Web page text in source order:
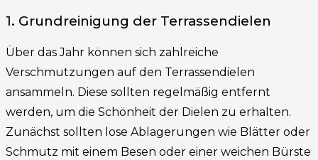
1. Grundreinigung der Terrassendielen
Über das Jahr können sich zahlreiche
Verschmutzungen auf den Terrassendielen
ansammeln. Diese sollten regelmäßig entfernt
werden, um die Schönheit der Dielen zu erhalten.
Zunächst sollten lose Ablagerungen wie Blätter oder
Schmutz mit einem Besen oder einer weichen Bürste